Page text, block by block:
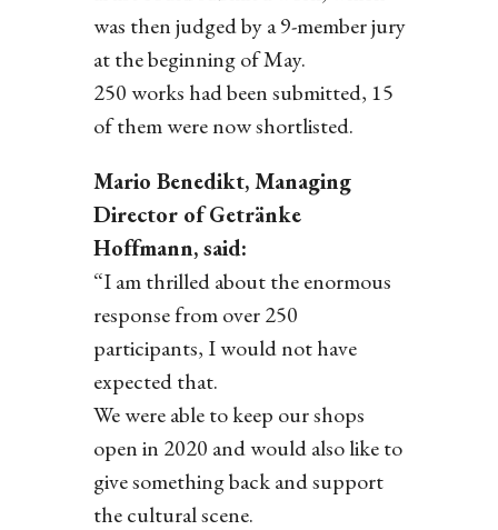
was then judged by a 9-member jury
at the beginning of May.
250 works had been submitted, 15
of them were now shortlisted.
Mario Benedikt, Managing
Director of Getränke
Hoffmann, said:
“I am thrilled about the enormous
response from over 250
participants, I would not have
expected that.
We were able to keep our shops
open in 2020 and would also like to
give something back and support
the cultural scene.